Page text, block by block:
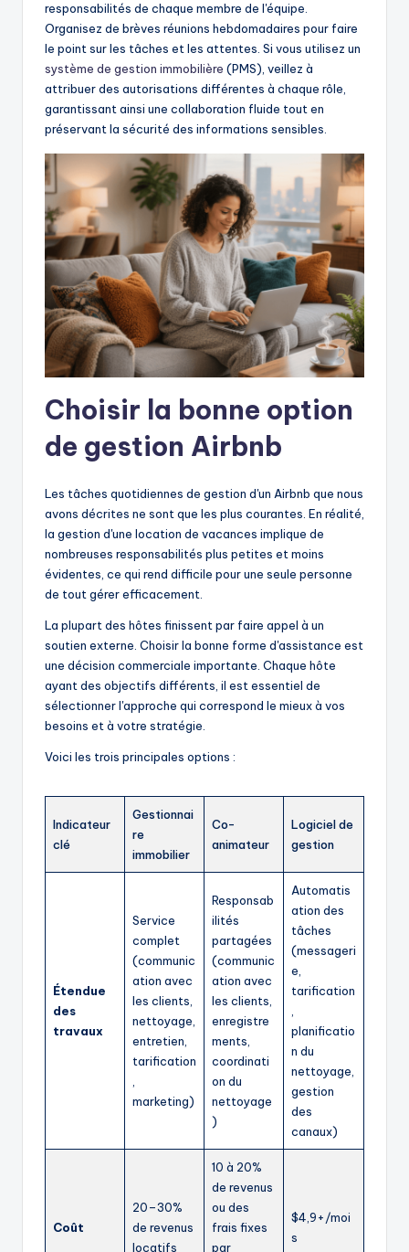
responsabilités de chaque membre de l'équipe.
Organisez de brèves réunions hebdomadaires pour faire
le point sur les tâches et les attentes. Si vous utilisez un
système de gestion immobilière (PMS), veillez à
attribuer des autorisations différentes à chaque rôle,
garantissant ainsi une collaboration fluide tout en
préservant la sécurité des informations sensibles.
Choisir la bonne option
de gestion Airbnb
Les tâches quotidiennes de gestion d'un Airbnb que nous
avons décrites ne sont que les plus courantes. En réalité,
la gestion d'une location de vacances implique de
nombreuses responsabilités plus petites et moins
évidentes, ce qui rend difficile pour une seule personne
de tout gérer efficacement.
La plupart des hôtes finissent par faire appel à un
soutien externe. Choisir la bonne forme d'assistance est
une décision commerciale importante. Chaque hôte
ayant des objectifs différents, il est essentiel de
sélectionner l'approche qui correspond le mieux à vos
besoins et à votre stratégie.
Voici les trois principales options :
Indicateur
clé
Gestionnai
re
immobilier
Co-
animateur
Logiciel de
gestion
Étendue
des
travaux
Service
complet
(communic
ation avec
les clients,
nettoyage,
entretien,
tarification
marketing)
Responsab
ilités
partagées
(communic
ation avec
les clients,
enregistre
ments,
coordinati
on du
nettoyage
)
Automatis
ation des
tâches
(messageri
e,
tarification
planificatio
n du
nettoyage,
gestion
des
canaux)
Coût
20–30%
de revenus
locatifs
10 à 20%
de revenus
ou des
frais fixes
par
$4,9+/moi
s